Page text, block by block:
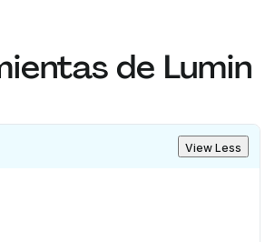
de Lumin
View Less